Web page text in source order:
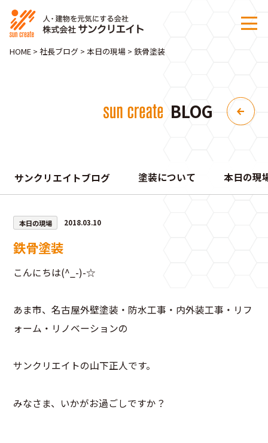
HOME> 社長ブログ> 本日の現場> 鉄骨塗装
BLOG
サンクリエイトブログ 塗装について 本日の現
本日の現場 2018.03.10
鉄骨塗装
こんにちは(^_-)-☆
あま市、名古屋外壁塗装・防水工事・内外装工事・リフ
ォーム・リノベーションの
サンクリエイトの山下正人です。
みなさま、いかがお過ごしですか？